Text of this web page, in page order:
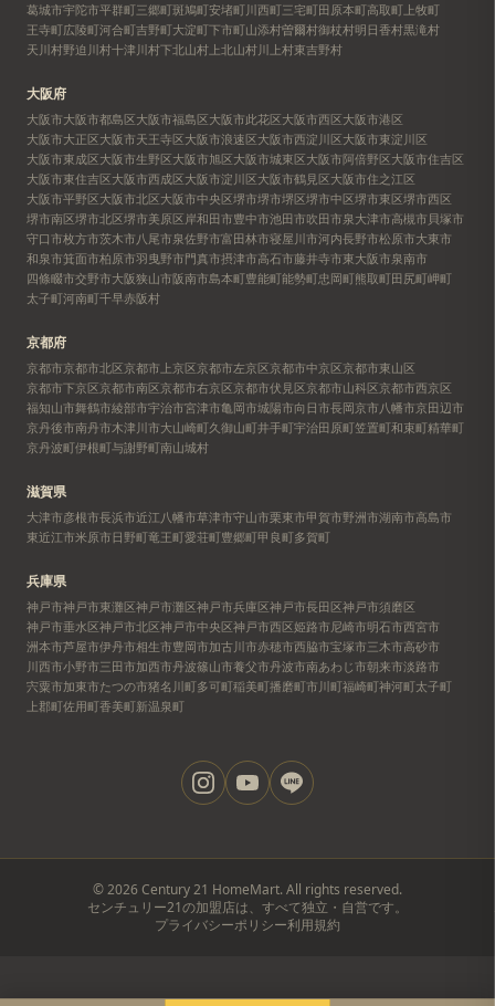
葛城市宇陀市平群町三郷町斑鳩町安堵町川西町三宅町田原本町高取町 上牧町
王寺町広陵町河合町吉野町大淀町下市町山添村曽爾村御杖村明日香村黒滝村
天川村野迫川村十津川村下北山村 上北山村川上村東吉野村
大阪府
大阪市大阪市都島区大阪市福島区大阪市此花区大阪市西区大阪市港区
大阪市大正区大阪市天王寺区大阪市浪速区大阪市西淀川区大阪市東淀川区
大阪市東成区大阪市生野区大阪市旭区大阪市城東区大阪市阿倍野区大阪市住吉区
大阪市東住吉区大阪市西成区大阪市淀川区大阪市鶴見区大阪市住之江区
大阪市平野区大阪市北区大阪市中央区堺市堺市堺区堺市中区堺市東区堺市西区
堺市南区堺市北区堺市美原区岸和田市豊中市池田市吹田市泉大津市高槻市 貝塚市
守口市枚方市茨木市八尾市泉佐野市富田林市寝屋川市河内長野市松原市大東市
和泉市箕面市柏原市羽曳野市門真市摂津市高石市藤井寺市東大阪市泉南市
四條畷市交野市大阪狭山市阪南市島本町豊能町能勢町忠岡町熊取町田尻町岬町
太子町河南町千早赤阪村
京都府
京都市京都市北区京都市上京区京都市左京区京都市中京区京都市東山区
京都市下京区京都市南区京都市右京区京都市伏見区京都市山科区京都市西京区
福知山市舞鶴市綾部市宇治市宮津市亀岡市城陽市向日市長岡京市八幡市京田辺市
京丹後市南丹市木津川市大山崎町久御山町井手町宇治田原町笠置町和束町精華町
京丹波町伊根町与謝野町南山城村
滋賀県
大津市彦根市長浜市近江八幡市草津市守山市栗東市甲賀市野洲市湖南市高島市
東近江市米原市日野町竜王町愛荘町豊郷町甲良町多賀町
兵庫県
神戸市神戸市東灘区神戸市灘区神戸市兵庫区神戸市長田区神戸市須磨区
神戸市垂水区神戸市北区神戸市中央区神戸市西区姫路市尼崎市明石市西宮市
洲本市芦屋市伊丹市相生市豊岡市加古川市赤穂市西脇市宝塚市三木市高砂市
川西市小野市三田市加西市丹波篠山市養父市丹波市南あわじ市朝来市淡路市
宍粟市加東市たつの市猪名川町多可町稲美町播磨町市川町福崎町神河町太子町
上郡町佐用町香美町新温泉町
©2026 Century 21 HomeMart. All rights reserved.
センチュリー21の加盟店は、すべて独立・自営です。
プライバシーポリシー利用規約